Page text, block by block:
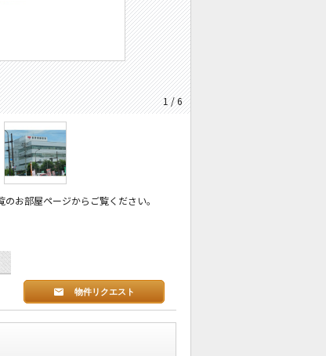
1 / 6
お部屋ページからご覧ください。
物件リクエスト